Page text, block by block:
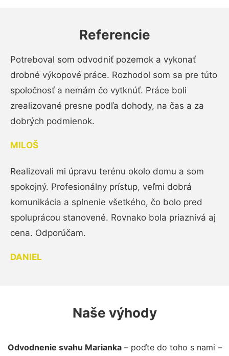
Referencie
Potreboval som odvodniť pozemok a vykonať
drobné výkopové práce. Rozhodol som sa pre túto
spoločnosť a nemám čo vytknúť. Práce boli
zrealizované presne podľa dohody, na čas a za
dobrých podmienok.
MILOŠ
Realizovali mi úpravu terénu okolo domu a som
spokojný. Profesionálny prístup, veľmi dobrá
komunikácia a splnenie všetkého, čo bolo pred
spoluprácou stanovené. Rovnako bola priaznivá aj
cena. Odporúčam.
DANIEL
Naše výhody
Odvodnenie svahu Marianka– poďte do toho s nami –